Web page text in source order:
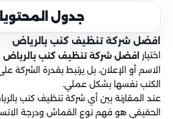
جدول
افضل شركة تنظيف كنب بالرياض
اختيار افضل شركة تنظيف كنب بالرياض
الاسم أو الإعلان، بل يرتبط بقدرة الشركة
الكنب نفسها بشكل عملي.
عند المقارنة بين أي شركة تنظيف كنب
الحقيقي هو فهم نوع القماش ودرجة